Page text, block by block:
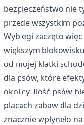
bezpieczeństwo nie
przede wszystkim
Wybiegi zaczęto
większym
od mojej klatki
dla psów, które
okolicy. Ilość psów
placach zabaw dla
znacznie wpłynęło